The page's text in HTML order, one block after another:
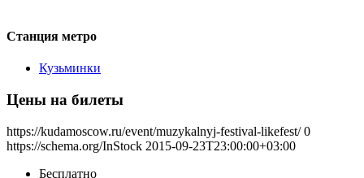
Станция метро
Кузьминки
Цены на билеты
https://kudamoscow.ru/event/muzykalnyj-festival-likefest/ 0
https://schema.org/InStock 2015-09-23T23:00:00+03:00
Бесплатно